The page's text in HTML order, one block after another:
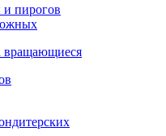
пирогов
вращающиеся